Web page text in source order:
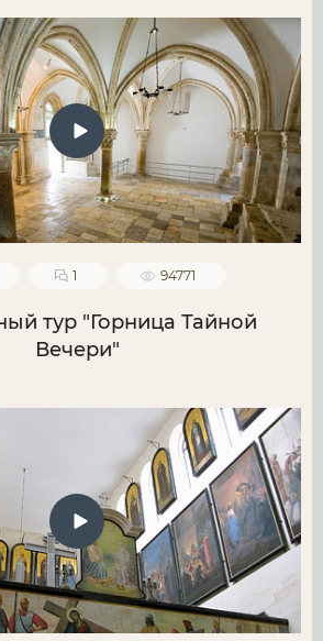
1 94771
тур "Горница Тайной
Вечери"